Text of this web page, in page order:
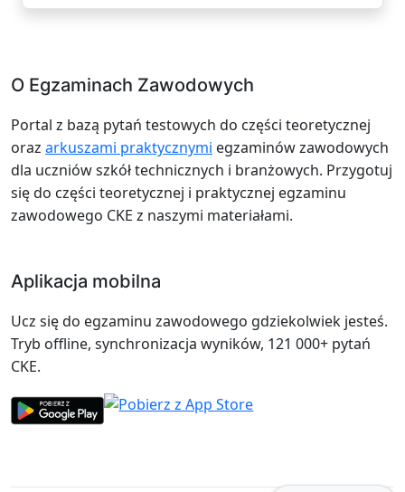
O Egzaminach Zawodowych
Portal z bazą pytań testowych do części teoretycznej
oraz arkuszami praktycznymi egzaminów zawodowych
dla uczniów szkół technicznych i branżowych. Przygotuj
się do części teoretycznej i praktycznej egzaminu
zawodowego CKE z naszymi materiałami.
Aplikacja mobilna
Ucz się do egzaminu zawodowego gdziekolwiek jesteś.
Tryb offline, synchronizacja wyników, 121 000+ pytań
CKE.